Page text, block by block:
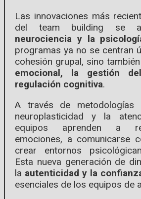
Las innovaciones más
del team building se
neurociencia y la
programas ya no se centran
cohesión grupal, sino
emocional, la gestión
regulación cognitiva.
A través de metodologías
neuroplasticidad y la
equipos aprenden a
emociones, a comunicarse
crear entornos
Esta nueva generación de
la autenticidad y la
esenciales de los equipos de